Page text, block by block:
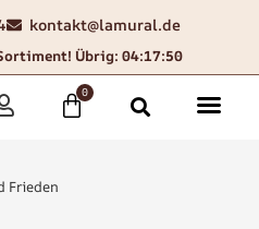
kontakt@lamural.de
Übrig: 04:17:48
0
Frieden